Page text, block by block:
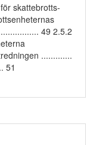
skattebrotts-
49 2.5.2
.............
51